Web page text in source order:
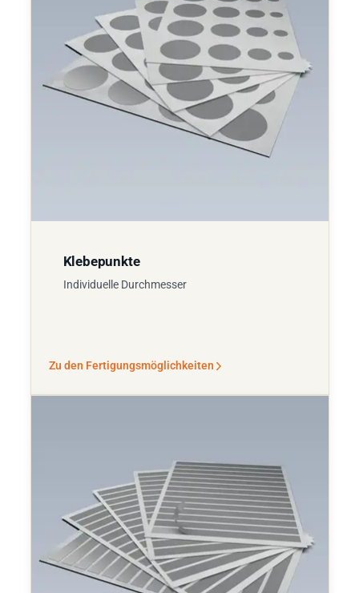
Klebepunkte
Individuelle Durchmesser
Zu den Fertigungsmöglichkeiten